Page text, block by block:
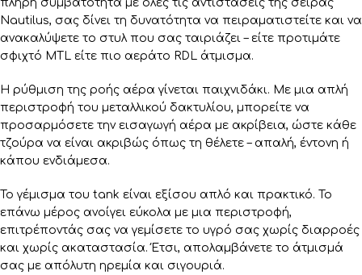
πλήρη συμβατότητα με όλες τις αντιστάσεις της σειράς
Nautilus, σας δίνει τη δυνατότητα να πειραματιστείτε και να
ανακαλύψετε το στυλ που σας ταιριάζει – είτε προτιμάτε
σφιχτό MTL είτε πιο αεράτο RDL άτμισμα.
Η ρύθμιση της ροής αέρα γίνεται παιχνιδάκι. Με μια απλή
περιστροφή του μεταλλικού δακτυλίου, μπορείτε να
προσαρμόσετε την εισαγωγή αέρα με ακρίβεια, ώστε κάθε
τζούρα να είναι ακριβώς όπως τη θέλετε – απαλή, έντονη ή
κάπου ενδιάμεσα.
Το γέμισμα του tank είναι εξίσου απλό και πρακτικό. Το
επάνω μέρος ανοίγει εύκολα με μια περιστροφή,
επιτρέποντάς σας να γεμίσετε το υγρό σας χωρίς διαρροές
και χωρίς ακαταστασία. Έτσι, απολαμβάνετε το άτμισμά
σας με απόλυτη ηρεμία και σιγουριά.